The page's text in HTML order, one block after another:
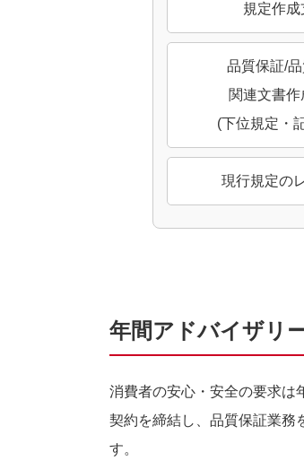
規定作成
品質保証/
関連文書作
(下位規定・
現行規定の
年間アドバイザリ
消費者の安心・安全の要求は
契約を締結し、品質保証業務
す。